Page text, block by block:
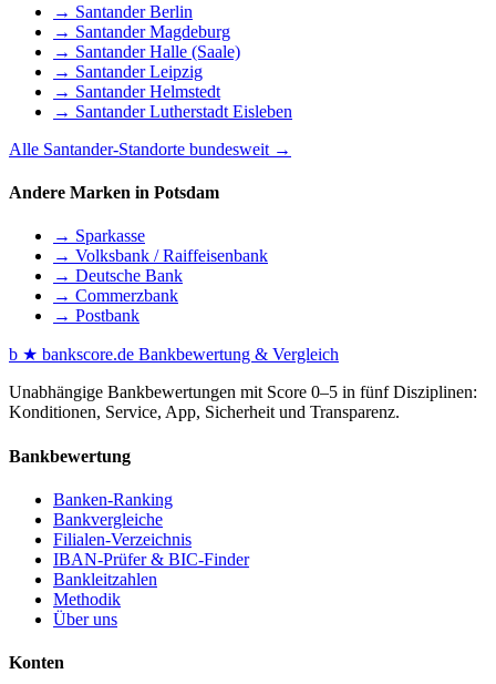
→ Santander Berlin
→ Santander Magdeburg
→ Santander Halle (Saale)
→ Santander Leipzig
→ Santander Helmstedt
→ Santander Lutherstadt Eisleben
Alle Santander-Standorte bundesweit →
Andere Marken in Potsdam
→ Sparkasse
→ Volksbank / Raiffeisenbank
→ Deutsche Bank
→ Commerzbank
→ Postbank
b ★ bankscore.de Bankbewertung & Vergleich
Unabhängige Bankbewertungen mit Score 0–5 in fünf Disziplinen:
Konditionen, Service, App, Sicherheit und Transparenz.
Bankbewertung
Banken-Ranking
Bankvergleiche
Filialen-Verzeichnis
IBAN-Prüfer & BIC-Finder
Bankleitzahlen
Methodik
Über uns
Konten